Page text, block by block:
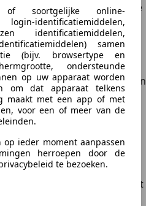
of soortgelijke online-
identificatiemiddelen,
identificatiemiddelen,
samen
(bijv. browsertype en
ondersteunde
op uw apparaat worden
om dat apparaat telkens
maakt met een app of met
voor een of meer van de
op ieder moment aanpassen
herroepen door de
te bezoeken.
te vervangen dat tot nu toe
motor en een luid
maar wordt het wel
AMG wil tenslotte ook
is het echte geluid van
werd gereden. De
16 microfoonposities het
vastgelegd en
de rijsituatie wordt het
weer afgespeeld.
schakelmomenten van
met dubbele koppeling. Dat
Zuid-Koreanen bieden zo’n